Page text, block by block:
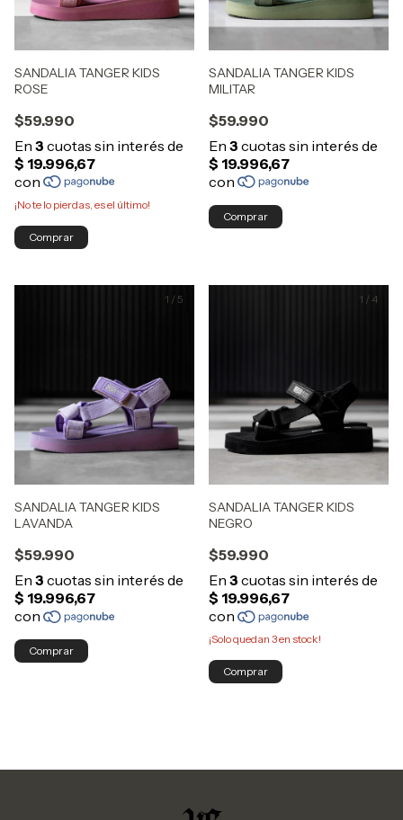
SANDALIA TANGER KIDS
ROSE
$59.990
¡No te lo pierdas, es el último!
Comprar
SANDALIA TANGER KIDS
MILITAR
$59.990
Comprar
1 / 5
SANDALIA TANGER KIDS
LAVANDA
$59.990
Comprar
1 / 4
SANDALIA TANGER KIDS
NEGRO
$59.990
¡Solo quedan 3en stock!
Comprar